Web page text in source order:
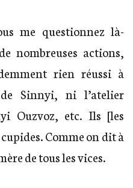
me questionnez là-
nombreuses actions,
rien réussi à
Sinnyi, ni l’atelier
Ouzvoz, etc. Ils [les
Comme on dit à
de tous les vices.